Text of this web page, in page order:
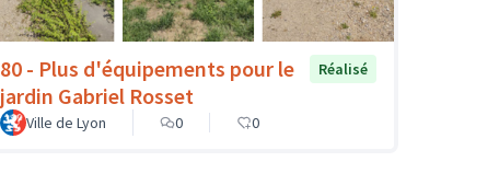
80 - Plus d'équipements pour le
jardin Gabriel Rosset
Réalisé
Ville de Lyon 0 0